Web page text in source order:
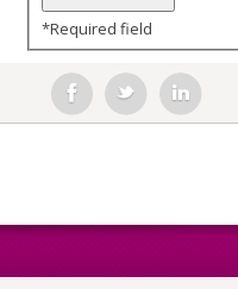
*Required field